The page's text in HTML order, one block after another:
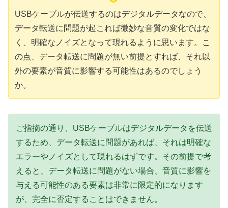
USBケーブルが伝送するのはデジタルデータなので、
データ転送に問題が起これば微妙な音質の変化ではな
く、明確なノイズとなって現れるように思います。こ
の点、データ転送に問題が無い前提とすれば、それ以
外の要素が音質に影響する可能性はあるのでしょう
か。
ご指摘の通り、USBケーブルはデジタルデータを伝送
するため、データ転送に問題があれば、それは明確な
エラーやノイズとして現れるはずです。その前提で考
えると、データ転送に問題がない場合、音質に影響を
与える可能性のある要素は非常に限定的になります
が、完全に否定することはできません。